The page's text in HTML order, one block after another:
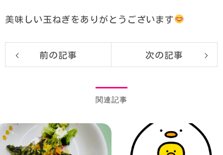
美味しい玉ねぎをありがとうございます
前の記事 次の記事
関連記事